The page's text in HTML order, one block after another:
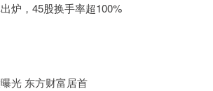
炉，45股换手率超100%
光 东方财富居首